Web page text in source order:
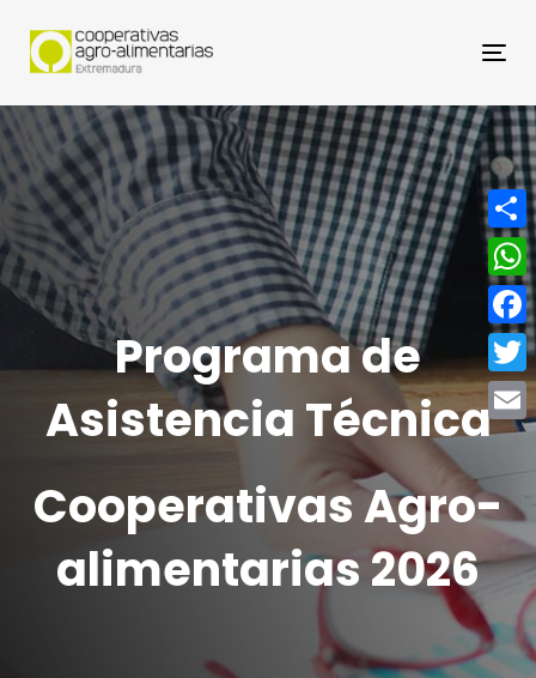
Programa de
Asistencia Técnica
Cooperativas Agro-
alimentarias 2026
Email